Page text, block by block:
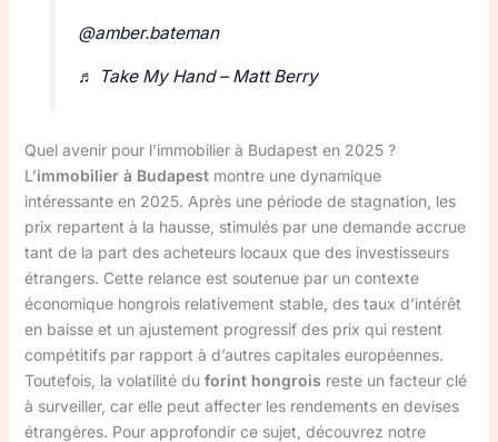
@amber.bateman
♬ Take My Hand – Matt Berry
Quel avenir pour l’immobilier à Budapest en 2025 ?
L’immobilier à Budapestmontre une dynamique
intéressante en 2025. Après une période de stagnation, les
prix repartent à la hausse, stimulés par une demande accrue
tant de la part des acheteurs locaux que des investisseurs
étrangers. Cette relance est soutenue par un contexte
économique hongrois relativement stable, des taux d’intérêt
en baisse et un ajustement progressif des prix qui restent
compétitifs par rapport à d’autres capitales européennes.
Toutefois, la volatilité du forint hongrois reste un facteur clé
à surveiller, car elle peut affecter les rendements en devises
étrangères. Pour approfondir ce sujet, découvrez notre